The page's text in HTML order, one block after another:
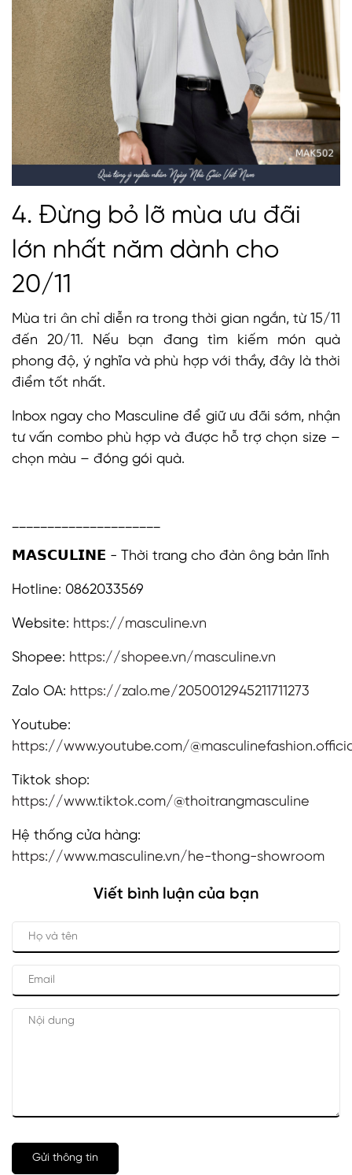
4. Đừng bỏ lỡ mùa ưu đãi
lớn nhất năm dành cho
20/11
Mùa tri ân chỉ diễn ra trong thời gian ngắn, từ 15/11
đến 20/11. Nếu bạn đang tìm kiếm món quà
phong độ, ý nghĩa và phù hợp với thầy, đây là thời
điểm tốt nhất.
Inbox ngay cho Masculine để giữ ưu đãi sớm, nhận
tư vấn combo phù hợp và được hỗ trợ chọn size –
chọn màu – đóng gói quà.
𝗠𝗔𝗦𝗖𝗨𝗟𝗜𝗡𝗘 - Thời trang cho đàn ông bản lĩnh
Hotline: 0862033569
Website: https://masculine.vn
Shopee: https://shopee.vn/masculine.vn
Zalo OA: https://zalo.me/2050012945211711273
Youtube:
https://www.youtube.com/
Tiktok shop:
https://www.tiktok.com/@thoitrangmasculine
Hệ thống cửa hàng:
https://www.masculine.vn/he-thong-showroom
Viết bình luận của bạn
Gửi thông tin